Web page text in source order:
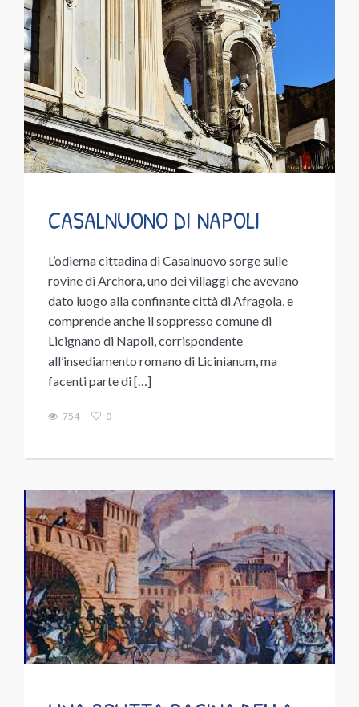
CASALNUONO DI NAPOLI
L’odierna cittadina di Casalnuovo sorge sulle
rovine di Archora, uno dei villaggi che avevano
dato luogo alla confinante città di Afragola, e
comprende anche il soppresso comune di
Licignano di Napoli, corrispondente
all’insediamento romano di Licinianum, ma
facenti parte di […]
754 0